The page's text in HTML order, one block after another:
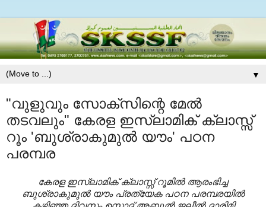
▼
"വുളുവും സോക്സിന്റെ മേൽ
തടവലും" കേരള ഇസ്ലാമിക് ക്ലാസ്സ്‌
റൂം 'ബുശ്രാകുമുല്‍ യൗം' പഠന
പരമ്പര
കേരള ഇസ്ലാമിക് ക്ലാസ്സ്‌ റൂമിൽ ആരംഭിച്ച
ബുശ്രാകുമുല്‍ യൗം പ്രത്യേക പഠന പരമ്പരയിൽ